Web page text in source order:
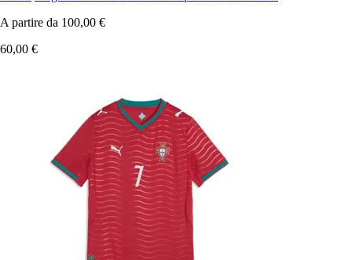
A partire da 100,00 €
60,00 €